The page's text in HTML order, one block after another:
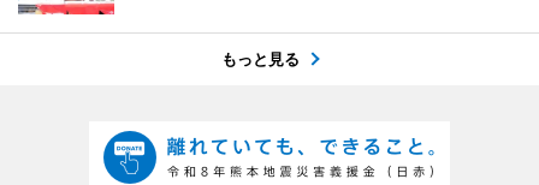
もっと見る